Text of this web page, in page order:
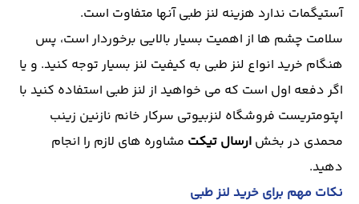
آستیگمات ندارد هزینه لنز طبی آنها متفاوت است.
سلامت چشم ها از اهمیت بسیار بالایی برخوردار است، پس
هنگام خرید انواع لنز طبی به کیفیت لنز بسیار توجه کنید. و یا
اگر دفعه اول است که می خواهید از لنز طبی استفاده کنید با
اپتومتریست فروشگاه لنزبیوتی سرکار خانم نازنین زینب
محمدی در بخش ارسال تیکت مشاوره های لازم را انجام
دهید.
نکات مهم برای خرید لنز طبی